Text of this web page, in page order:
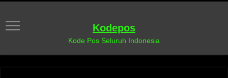
Kodepos
Kode Pos Seluruh Indonesia